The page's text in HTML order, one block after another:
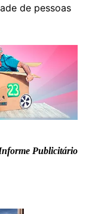
de pessoas
Publicitário